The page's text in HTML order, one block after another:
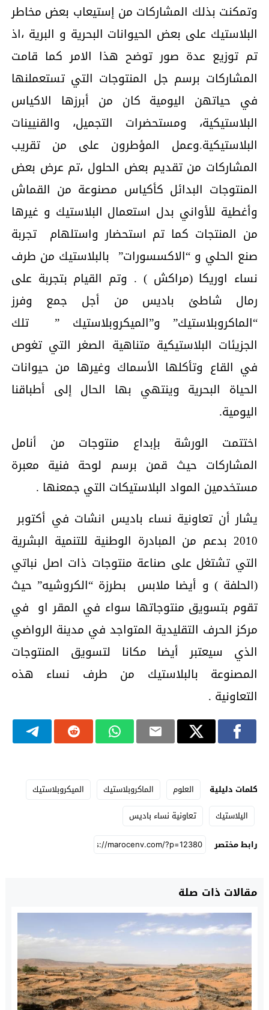
وتمكنت بذلك المشاركات من إستيعاب بعض مخاطر
البلاستيك على بعض الحيوانات البحرية و البرية ،اذ
تم توزيع عدة صور توضح هذا الامر كما قامت
المشاركات برسم جل المنتوجات التي تستعملنها
في حياتهن اليومية كان من أبرزها الاكياس
البلاستيكية، ومستحضرات التجميل، والقنيينات
البلاستيكية.وعمل المؤطرون على من تقريب
المشاركات من تقديم بعض الحلول ،تم عرض بعض
المنتوجات البدائل كأكياس مصنوعة من القماش
وأغطية للأواني بدل استعمال البلاستيك و غيرها
من المنتجات كما تم استحضار واستلهام تجربة
صنع الحلي و “الاكسسورات” بالبلاستيك من طرف
نساء اوريكا (مراكش ) . وتم القيام بتجربة على
رمال شاطئ باديس من أجل جمع وفرز
“الماكروبلاستيك” و”الميكروبلاستيك ” تلك
الجزيئات البلاستيكية متناهية الصغر التي تغوص
في القاع وتأكلها الأسماك وغيرها من حيوانات
الحياة البحرية وينتهي بها الحال إلى أطباقنا
اليومية.
اختتمت الورشة بإبداع منتوجات من أنامل
المشاركات حيث قمن برسم لوحة فنية معبرة
مستخدمين المواد البلاستيكات التي جمعنها .
يشار أن تعاونية نساء باديس انشات في أكتوبر
2010 بدعم من المبادرة الوطنية للتنمية البشرية
التي تشتغل على صناعة منتوجات ذات اصل نباتي
(الحلفة ) و أيضا ملابس بطرزة “الكروشيه” حيث
تقوم بتسويق منتوجاتها سواء في المقر او في
مركز الحرف التقليدية المتواجد في مدينة الرواضي
الذي سيعتبر أيضا مكانا لتسويق المنتوجات
المصنوعة بالبلاستيك من طرف نساء هذه
التعاونية .
كلمات دليلية العلوم الماكروبلاستيك
الميكروبلاستيك
اليلاستيك
تعاونية نساء باديس
رابط مختصر
مقالات ذات صلة